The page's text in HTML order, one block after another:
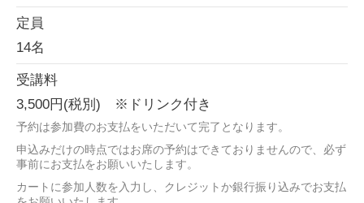
定員
14名
受講料
3,500円(税別) ※ドリンク付き
予約は参加費のお支払をいただいて完了となります。
申込みだけの時点ではお席の予約はできておりませんので、必ず
事前にお支払をお願いいたします。
カートに参加人数を入力し、クレジットか銀行振り込みでお支払